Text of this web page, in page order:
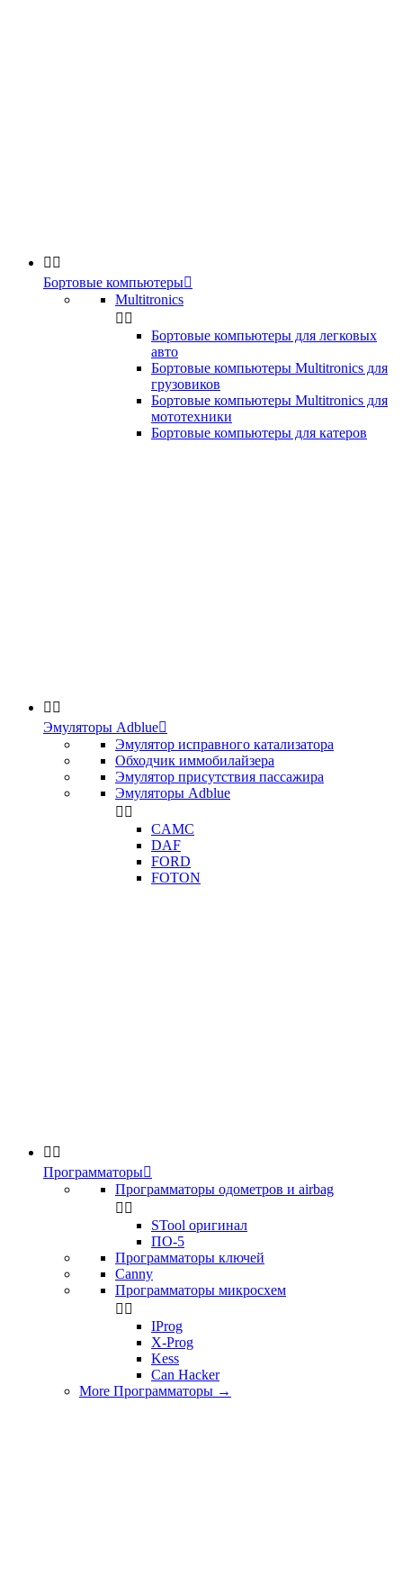
 
Бортовые компьютеры
Multitronics
 
Бортовые компьютеры для легковых
авто
Бортовые компьютеры Multitronics для
грузовиков
Бортовые компьютеры Multitronics для
мототехники
Бортовые компьютеры для катеров
 
Эмуляторы Adblue
Эмулятор исправного катализатора
Обходчик иммобилайзера
Эмулятор присутствия пассажира
Эмуляторы Adblue
 
CAMC
DAF
FORD
FOTON
 
Программаторы
Программаторы одометров и airbag
 
STool оригинал
ПО-5
Программаторы ключей
Canny
Программаторы микросхем
 
IProg
X-Prog
Kess
Can Hacker
More Программаторы →